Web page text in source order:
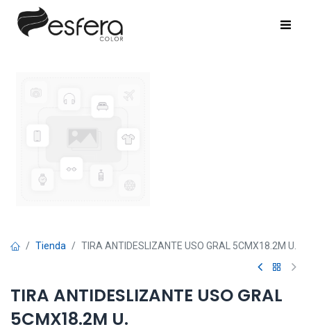
Tienda TIRA ANTIDESLIZANTE USO GRAL 5CMX18.2M U.
TIRA ANTIDESLIZANTE USO GRAL
5CMX18.2M U.